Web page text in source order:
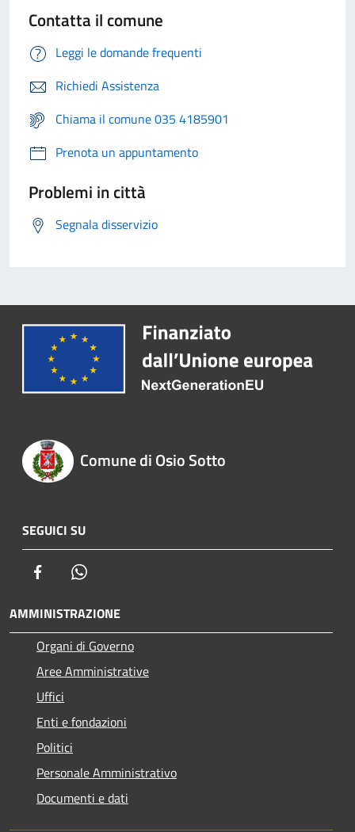
Contatta il comune
Leggi le domande frequenti
Richiedi Assistenza
Chiama il comune 035 4185901
Prenota un appuntamento
Problemi in città
Segnala disservizio
Comune di Osio Sotto
SEGUICI SU
Facebook
AMMINISTRAZIONE
Organi di Governo
Aree Amministrative
Uffici
Enti e fondazioni
Politici
Personale Amministrativo
Documenti e dati